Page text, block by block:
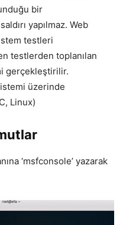
bir
yapılmaz. Web
testleri
testlerden toplanılan
gerçekleştirilir.
üzerinde
Linux)
‘msfconsole’ yazarak